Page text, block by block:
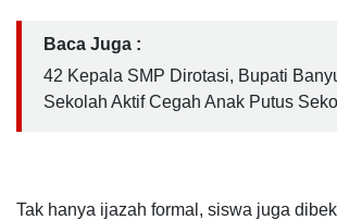
Baca Juga :
42 Kepala SMP Dirotasi, Bupati
Sekolah Aktif Cegah Anak Putus
Tak hanya ijazah formal, siswa juga